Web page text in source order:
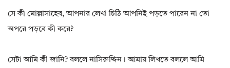
সে কী মোল্লাসাহেব, আপনার লেখা চিঠি আপনিই পড়তে পারেন না তো
অপরে পড়বে কী করে?
সেটা আমি কী জানি? বললে নাসিরুদ্দিন। আমায় লিখতে বললে আমি